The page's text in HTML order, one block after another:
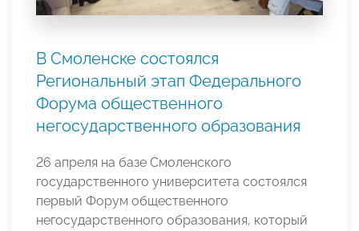
В Смоленске состоялся
Региональный этап Федерального
Форума общественного
негосударственного образования
26 апреля на базе Смоленского
государственного университета состоялся
первый Форум общественного
негосударственного образования, который